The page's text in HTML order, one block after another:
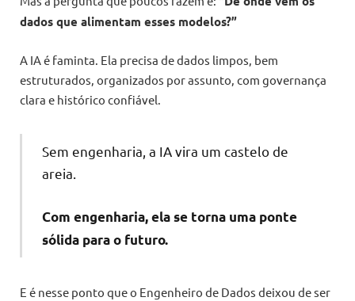
dados que alimentam esses modelos?”
A IA é faminta. Ela precisa de dados limpos, bem
estruturados, organizados por assunto, com governança
clara e histórico confiável.
Sem engenharia, a IA vira um castelo de
areia.
Com engenharia, ela se torna uma ponte
sólida para o futuro.
E é nesse ponto que o Engenheiro de Dados deixou de ser